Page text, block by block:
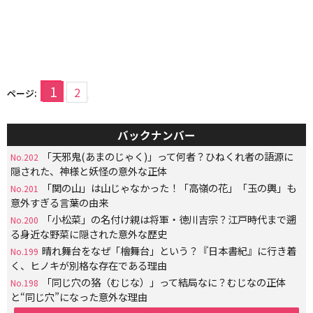
ページ: 1 2
バックナンバー
No.202
「天邪鬼(あまのじゃく)」って何者？ひねくれ者の語源に
隠された、神様と妖怪の意外な正体
No.201
「関の山」は山じゃなかった！「高嶺の花」「玉の輿」も
意外すぎる言葉の由来
No.200
「小松菜」の名付け親は将軍・徳川吉宗？江戸時代まで遡
る身近な野菜に隠された意外な歴史
No.199 晴れ舞台をなぜ「檜舞台」という？『日本書紀』に行き着
く、ヒノキが別格な存在である理由
No.198
「同じ穴の狢（むじな）」って結局なに？むじなの正体
と“同じ穴”になった意外な理由